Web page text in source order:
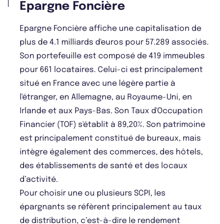
Epargne Foncière
Epargne Foncière affiche une capitalisation de
plus de 4.1 milliards d'euros pour 57.289 associés.
Son portefeuille est composé de 419 immeubles
pour 661 locataires. Celui-ci est principalement
situé en France avec une légère partie à
l'étranger, en Allemagne, au Royaume-Uni, en
Irlande et aux Pays-Bas. Son Taux d'Occupation
Financier (TOF) s'établit à 89,20%. Son patrimoine
est principalement constitué de bureaux, mais
intègre également des commerces, des hôtels,
des établissements de santé et des locaux
d’activité.
Pour choisir une ou plusieurs SCPI, les
épargnants se réfèrent principalement au taux
de distribution, c’est-à-dire le rendement